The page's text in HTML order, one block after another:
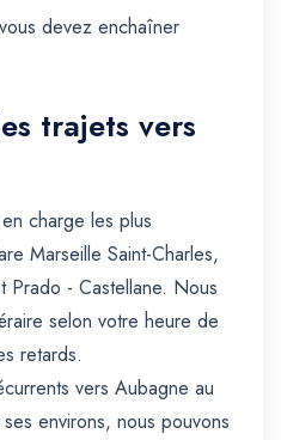
devez enchaîner
trajets vers
charge les plus
Marseille Saint-Charles,
Prado - Castellane. Nous
selon votre heure de
retards.
vers Aubagne au
environs, nous pouvons